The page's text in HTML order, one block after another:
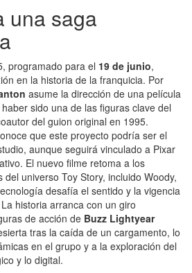
una saga
programado para el 19 de junio,
en la historia de la franquicia. Por
asume la dirección de una película
sido una de las figuras clave del
del guion original en 1995.
que este proyecto podría ser el
aunque seguirá vinculado a Pixar
El nuevo filme retoma a los
universo Toy Story, incluido Woody,
desafía el sentido y la vigencia
historia arranca con un giro
de acción de Buzz Lightyear
tras la caída de un cargamento, lo
en el grupo y a la exploración del
y lo digital.